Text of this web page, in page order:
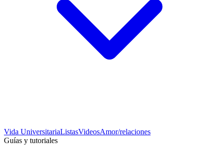
Vida UniversitariaListasVideosAmor/relaciones
Guías y tutoriales